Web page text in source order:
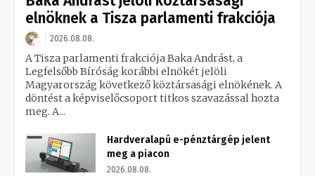
elnöknek a Tisza parlamenti frakciója
2026.08.08.
A Tisza parlamenti frakciója Baka Andrást, a
Legfelsőbb Bíróság korábbi elnökét jelöli
Magyarország következő köztársasági elnökének. A
döntést a képviselőcsoport titkos szavazással hozta
meg. A...
Hardveralapú e-pénztárgép jelent
meg a piacon
2026.08.08.